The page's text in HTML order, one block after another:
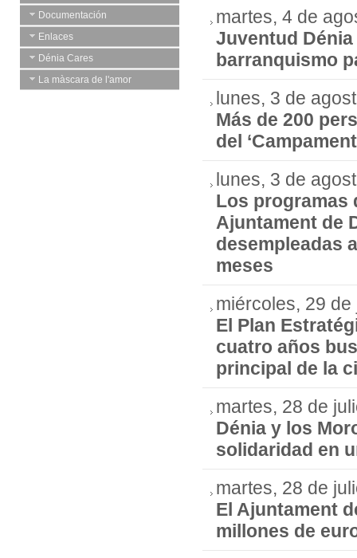
Documentación
Enlaces
Dénia Cares
La màscara de l'amor
martes, 4 de
Juventud
barranquismo
lunes, 3 de
Más de 200
del
lunes, 3 de
Los programas
Ajuntament de
desempleadas
meses
miércoles, 29
El Plan
cuatro años
principal de la
martes, 28 de
Dénia y los
solidaridad en
martes, 28 de
El Ajuntament
millones de